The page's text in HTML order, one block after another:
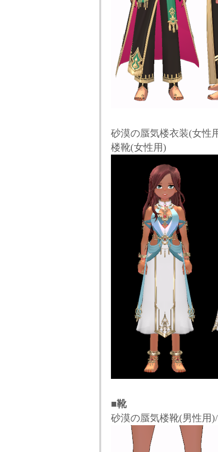
砂漠の蜃気楼衣装(女性
楼靴(女性用)
■靴
砂漠の蜃気楼靴(男性用